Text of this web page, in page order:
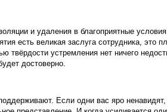
и удаления в благоприятные
есть великая заслуга сотрудника, это
устремления нет ничего
достоверно.
Если одни вас яро